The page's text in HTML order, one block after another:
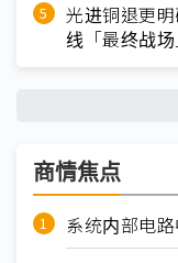
光进铜退更
线「最终战场
商情焦点
系统内部电